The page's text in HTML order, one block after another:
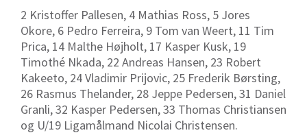
2 Kristoffer Pallesen, 4 Mathias Ross, 5 Jores
Okore, 6 Pedro Ferreira, 9 Tom van Weert, 11 Tim
Prica, 14 Malthe Højholt, 17 Kasper Kusk, 19
Timothé Nkada, 22 Andreas Hansen, 23 Robert
Kakeeto, 24 Vladimir Prijovic, 25 Frederik Børsting,
26 Rasmus Thelander, 28 Jeppe Pedersen, 31 Daniel
Granli, 32 Kasper Pedersen, 33 Thomas Christiansen
og U/19 Ligamålmand Nicolai Christensen.